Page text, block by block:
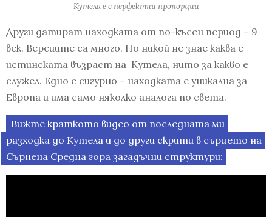
Кутела е с перфектни пропорции
Други датират находката от по-късен период – 9
век. Версиите са много. Но никой не знае каква е
истинската възраст на Кутела, нито за какво е
служел. Едно е сигурно – находката е уникална за
Европа и има само няколко аналога по света.
Вижте краткото видео от последната ми
разходка до Кутела и до други скрити в сърцето на
Сърнена Средна гора загадъчни структури: